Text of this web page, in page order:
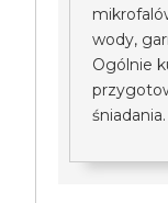
wody,
Ogólnie
śniadania.